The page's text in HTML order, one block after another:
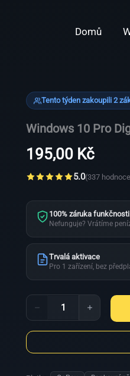
Domů
Tento týden zakoupili 2
Windows 10 Pro
195,00 Kč
5.0(337
100% záruka funkčnosti
Nefunguje? Vrátíme
Trvalá aktivace
Pro 1 zařízení, bez
Pro
Digitální
množství
Samostatně